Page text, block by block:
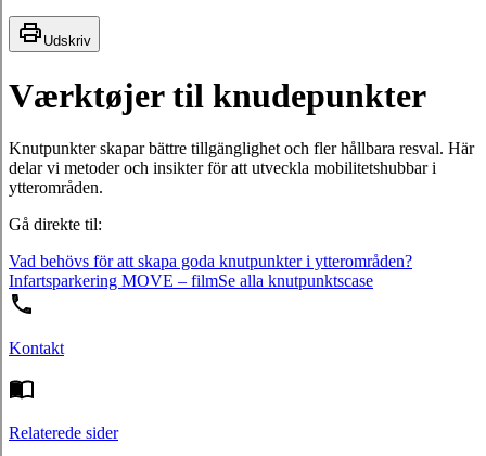
Udskriv
Værktøjer til knudepunkter
Knutpunkter skapar bättre tillgänglighet och fler hållbara resval. Här
delar vi metoder och insikter för att utveckla mobilitetshubbar i
ytterområden.
Gå direkte til:
Vad behövs för att skapa goda knutpunkter i ytterområden?
Infartsparkering MOVE – filmSe alla knutpunktscase
Kontakt
Relaterede sider